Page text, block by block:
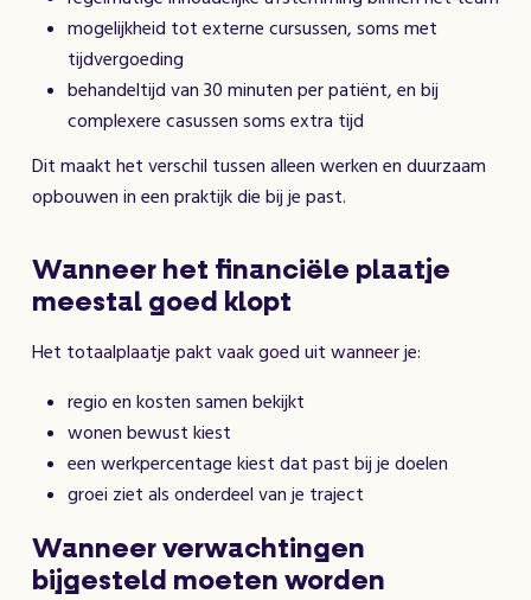
mogelijkheid tot externe cursussen, soms met
tijdvergoeding
behandeltijd van 30 minuten per patiënt, en bij
complexere casussen soms extra tijd
Dit maakt het verschil tussen alleen werken en duurzaam
opbouwen in een praktijk die bij je past.
Wanneer het financiële plaatje
meestal goed klopt
Het totaalplaatje pakt vaak goed uit wanneer je:
regio en kosten samen bekijkt
wonen bewust kiest
een werkpercentage kiest dat past bij je doelen
groei ziet als onderdeel van je traject
Wanneer verwachtingen
bijgesteld moeten worden